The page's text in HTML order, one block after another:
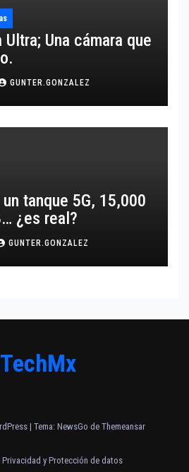
Una cámara que
GUNTER.GONZALEZ
tanque 5G, 15,000
¿es real?
GUNTER.GONZALEZ
| Tema: NewsGo de Themeansar
y Protección de datos